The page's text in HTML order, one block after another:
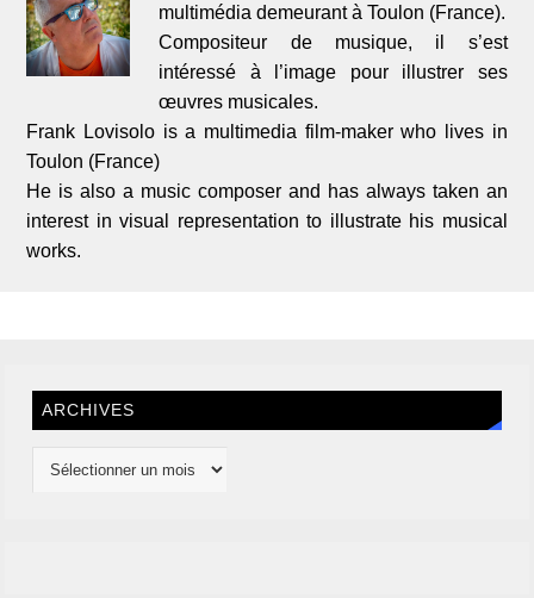
multimédia demeurant à Toulon (France).
Compositeur de musique, il s’est
intéressé à l’image pour illustrer ses
œuvres musicales.
Frank Lovisolo is a multimedia film-maker who lives in
Toulon (France)
He is also a music composer and has always taken an
interest in visual representation to illustrate his musical
works.
ARCHIVES